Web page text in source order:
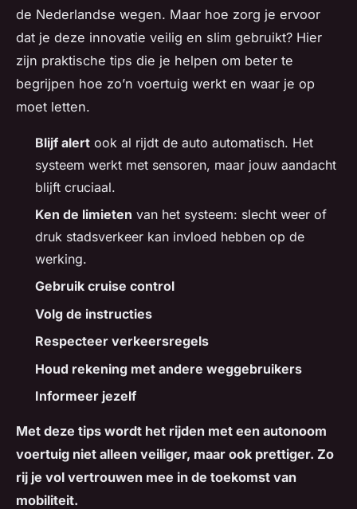
de Nederlandse wegen. Maar hoe zorg je ervoor
dat je deze innovatie veilig en slim gebruikt? Hier
zijn praktische tips die je helpen om beter te
begrijpen hoe zo’n voertuig werkt en waar je op
moet letten.
Blijf alert ook al rijdt de auto automatisch. Het
systeem werkt met sensoren, maar jouw aandacht
blijft cruciaal.
Ken de limieten van het systeem: slecht weer of
druk stadsverkeer kan invloed hebben op de
werking.
Gebruik cruise control
Volg de instructies
Respecteer verkeersregels
Houd rekening met andere weggebruikers
Informeer jezelf
Met deze tips wordt het rijden met een autonoom
voertuig niet alleen veiliger, maar ook prettiger. Zo
rij je vol vertrouwen mee in de toekomst van
mobiliteit.